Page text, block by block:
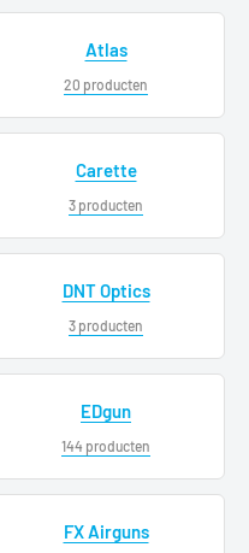
Atlas
20 producten
Carette
3 producten
DNT Optics
3 producten
EDgun
144 producten
FX Airguns